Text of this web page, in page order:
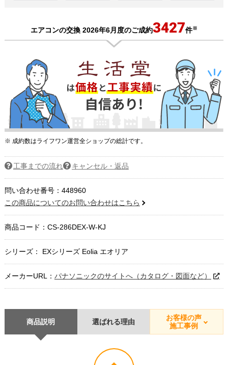
エアコンの交換 2026年6月度のご成約3427件※
※ 成約数はライフワン運営全ショップの総計です。
工事までの流れ キャンセル・返品
問い合わせ番号：448960
この商品についてのお問い合わせはこちら
商品コード： CS-286DEX-W-KJ
シリーズ： EXシリーズ Eolia エオリア
メーカーURL： パナソニックのサイトへ（カタログ・図面など）
商品説明 選ばれる理由
お客様の声
施工事例